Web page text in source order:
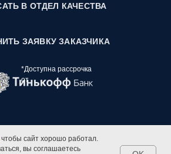
чтобы сайт хорошо работал.
вы соглашаетесь
В ОТДЕЛ КАЧЕСТВА
ЗАЯВКУ ЗАКАЗЧИКА
*Доступна рассрочка
от